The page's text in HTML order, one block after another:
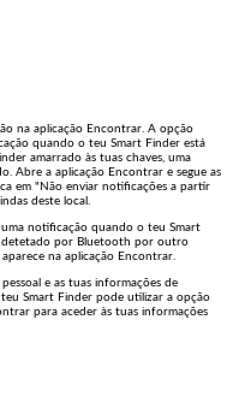
na aplicação Encontrar. A opção
quando o teu Smart Finder está
amarrado às tuas chaves, uma
Abre a aplicação Encontrar e segue as
em "Não enviar notificações a partir
deste local.
notificação quando o teu Smart
detetado por Bluetooth por outro
na aplicação Encontrar.
e as tuas informações de
Smart Finder pode utilizar a opção
para aceder às tuas informações